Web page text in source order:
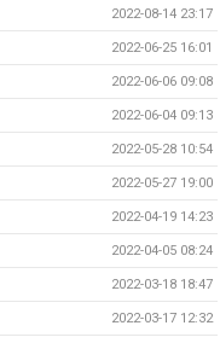
2022-08-14 23:17
2022-06-25 16:01
2022-06-06 09:08
2022-06-04 09:13
2022-05-28 10:54
2022-05-27 19:00
2022-04-19 14:23
2022-04-05 08:24
2022-03-18 18:47
2022-03-17 12:32